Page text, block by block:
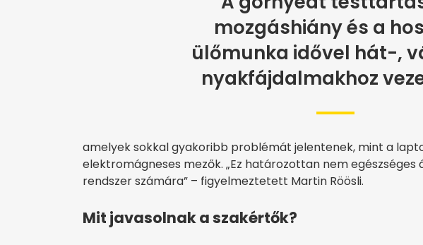
mozgáshiány és a
ülőmunka idővel hát-,
nyakfájdalmakhoz
amelyek sokkal gyakoribb problémát jelentenek, mint a
elektromágneses mezők. „Ez határozottan nem egészséges
rendszer számára” – figyelmeztetett Martin Röösli.
Mit javasolnak a szakértők?